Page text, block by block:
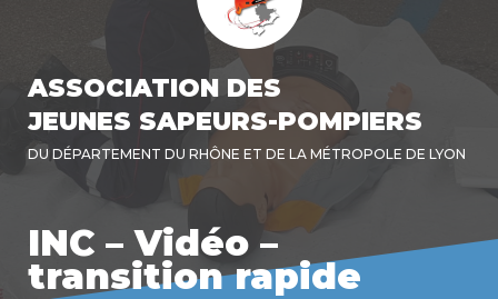
ASSOCIATION DES
JEUNES SAPEURS-POMPIERS
DU DÉPARTEMENT DU RHÔNE ET DE LA MÉTROPOLE DE LYON
INC – Vidéo –
transition rapide